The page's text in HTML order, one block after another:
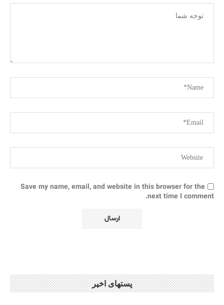
Save my name, email, and website in this browser for the
next time I comment.
پستهای اخیر